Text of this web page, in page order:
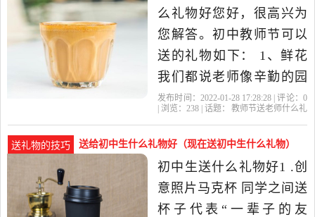
的滋味。无论是小孩还是
大人，都不妨了...
么礼物好您好，很高兴为
您解答。初中教师节可以
送的礼物如下： 1、鲜花
我们都说老师像辛勤的园
丁，培育着祖国一代又一
下，那么教师节来临之
际，就送给老师一束鲜花
吧，可以选择康乃馨、郁
金香、向日葵等。 2、手工
发布时间：2022-01-28 17:28:28 | 评论： 0
| 浏览： 238 | 话题：
教师节送老师什么礼
送礼物的技巧 送给初中生什么礼物好（现在送初中生什么礼物）
初中生送什么礼物好1 .创
意照片马克杯 同学之间送
杯子代表“一辈子的友